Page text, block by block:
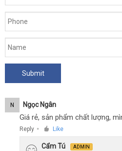
N Ngọc Ngân
Giá rẻ, sản phẩm chất lượng,
Reply ● Like
Cẩm Tú ADMIN